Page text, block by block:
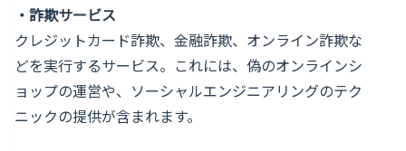
・ 詐欺サービス
クレジットカード詐欺、金融詐欺、オンライン詐欺な
どを実行するサービス。これには、偽のオンラインシ
ョップの運営や、ソーシャルエンジニアリングのテク
ニックの提供が含まれます。